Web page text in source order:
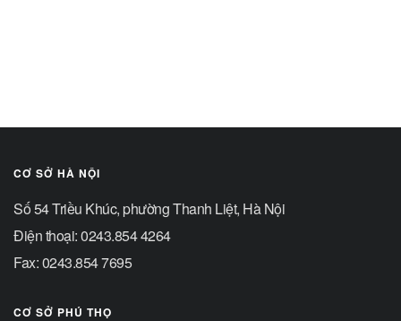
CƠ SỞ HÀ NỘI
Số 54 Triều Khúc, phường Thanh Liệt, Hà Nội
Điện thoại: 0243.854 4264
Fax: 0243.854 7695
CƠ SỞ PHÚ THỌ